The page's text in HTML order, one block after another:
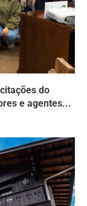
do
e agentes...